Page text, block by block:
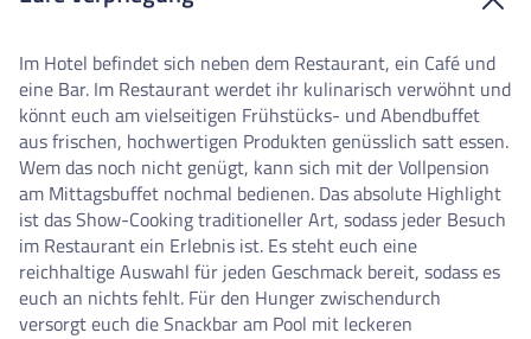
Im Hotel befindet sich neben dem Restaurant, ein Café und
eine Bar. Im Restaurant werdet ihr kulinarisch verwöhnt und
könnt euch am vielseitigen Frühstücks- und Abendbuffet
aus frischen, hochwertigen Produkten genüsslich satt essen.
Wem das noch nicht genügt, kann sich mit der Vollpension
am Mittagsbuffet nochmal bedienen. Das absolute Highlight
ist das Show-Cooking traditioneller Art, sodass jeder Besuch
im Restaurant ein Erlebnis ist. Es steht euch eine
reichhaltige Auswahl für jeden Geschmack bereit, sodass es
euch an nichts fehlt. Für den Hunger zwischendurch
versorgt euch die Snackbar am Pool mit leckeren